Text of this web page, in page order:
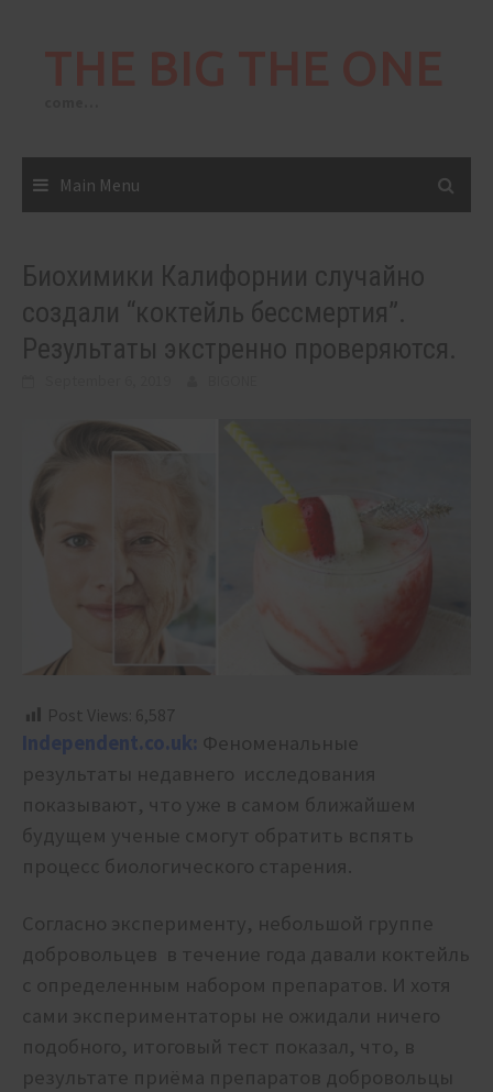
Main Menu
Биохимики Калифорнии случайно
создали “коктейль бессмертия”.
Результаты экстренно проверяются.
Post Views: 6,587
Independent.co.uk: Феноменальные
результаты недавнего исследования
показывают, что уже в самом ближайшем
будущем ученые смогут обратить вспять
процесс биологического старения.
Согласно эксперименту, небольшой группе
добровольцев в течение года давали коктейль
с определенным набором препаратов. И хотя
сами экспериментаторы не ожидали ничего
подобного, итоговый тест показал, что, в
результате приёма препаратов добровольцы